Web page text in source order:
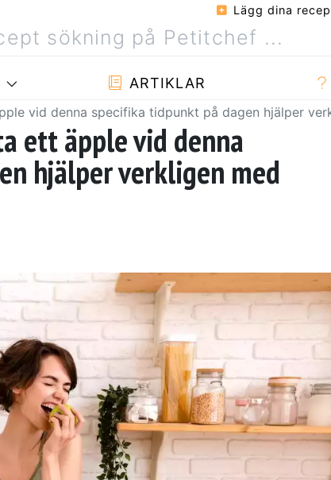
Lägg dina
ARTIKLAR
vid denna specifika tidpunkt på dagen hjälper
ett äpple vid denna
hjälper verkligen med